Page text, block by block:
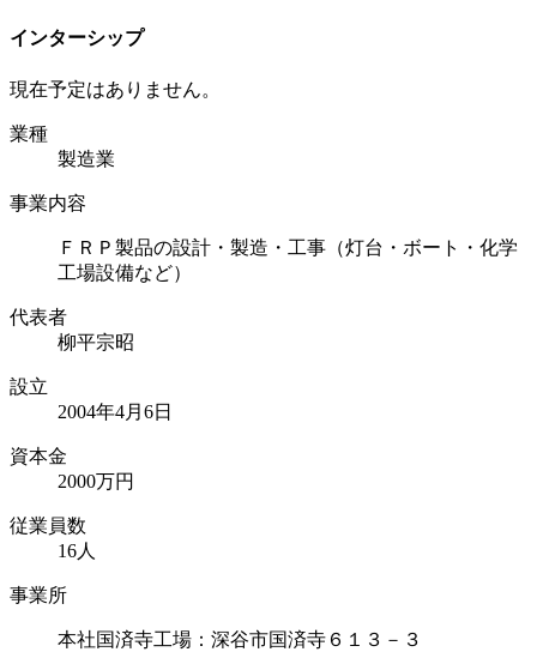
インターシップ
現在予定はありません。
業種
製造業
事業内容
ＦＲＰ製品の設計・製造・工事（灯台・ボート・化学
工場設備など）
代表者
柳平宗昭
設立
2004年4月6日
資本⾦
2000万円
従業員数
16人
事業所
本社国済寺工場：深谷市国済寺６１３－３